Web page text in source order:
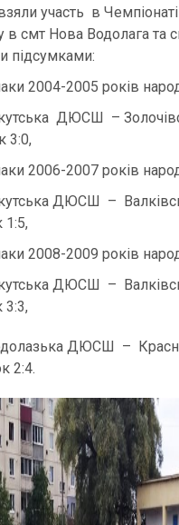
участь в Чемпіонаті
в смт Нова Водолага та
підсумками:
2004-2005 років
ДЮСШ –
3:0,
2006-2007 років
ДЮСШ –
1:5,
2008-2009 років
ДЮСШ –
3:3,
ДЮСШ –
2:4.